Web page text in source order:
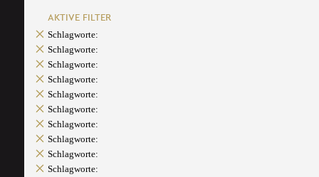
AKTIVE FILTER
Schlagworte:
Schlagworte:
Schlagworte:
Schlagworte:
Schlagworte:
Schlagworte:
Schlagworte:
Schlagworte:
Schlagworte:
Schlagworte: